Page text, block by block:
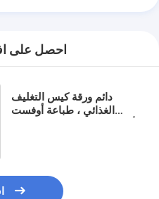
احصل على
دائم ورقة كيس التغليف
الغذائي ، طباعة أوفست